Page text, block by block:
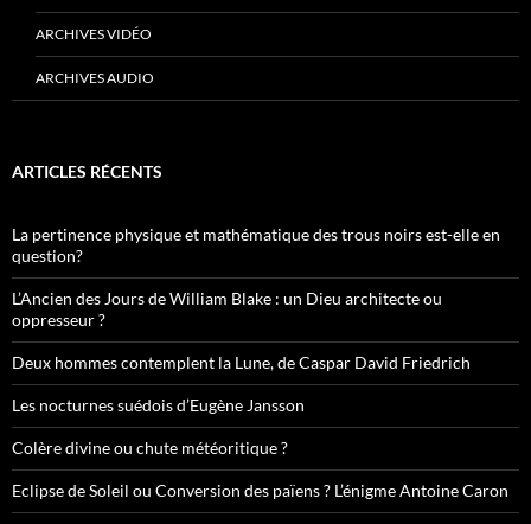
ARCHIVES VIDÉO
ARCHIVES AUDIO
ARTICLES RÉCENTS
La pertinence physique et mathématique des trous noirs est-elle en
question?
L’Ancien des Jours de William Blake : un Dieu architecte ou
oppresseur ?
Deux hommes contemplent la Lune, de Caspar David Friedrich
Les nocturnes suédois d’Eugène Jansson
Colère divine ou chute météoritique ?
Eclipse de Soleil ou Conversion des païens ? L’énigme Antoine Caron